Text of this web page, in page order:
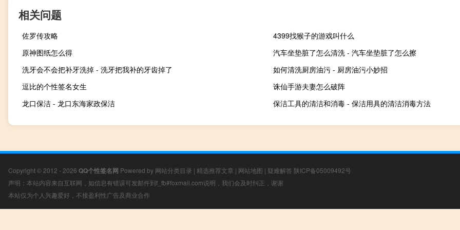
相关问题
佐罗传攻略
4399找猴子的游戏叫什么
原神图纸怎么得
汽车坐垫脏了怎么清洗 - 汽车坐垫脏了怎么擦
洗牙会不会把补牙洗掉 - 洗牙把我补的牙齿掉了
如何清洗厨房油污 - 厨房油污小妙招
逗比的个性签名女生
诛仙手游夫妻怎么破阵
龙口保洁 - 龙口东海家政保洁
保洁工具的清洁和消毒 - 保洁用具的清洁消毒方法
Copyright © 2012 - 2026 QQ个性签名网 Powered by 网站分类目录 | 精选推荐文章 | 网站地图 | 疑难解答 陕ICP备05009492号
声明：本站内容来自互联网，如信息有错误可发邮件到f_fb#foxmail.com说明，我们会及时纠正，谢谢
本站仅为个人兴趣爱好，不接盈利性广告及商业合作